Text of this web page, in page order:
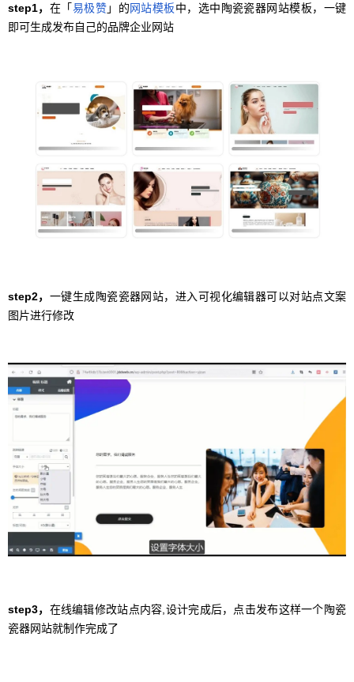
step1， 在「 易极赞」的网站模板中，选中陶瓷瓷器网站模板，一键
即可生成发布自己的品牌企业网站
step2， 一键生成陶瓷瓷器网站，进入可视化编辑器可以对站点文案
图片进行修改
step3， 在线编辑修改站点内容,设计完成后，点击发布这样一个陶瓷
瓷器网站就制作完成了